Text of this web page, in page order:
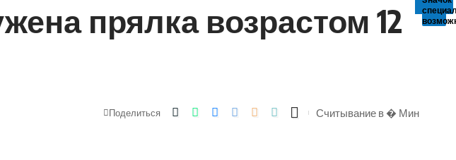
прялка возрастом 12
Поделиться Считывание в � Мин